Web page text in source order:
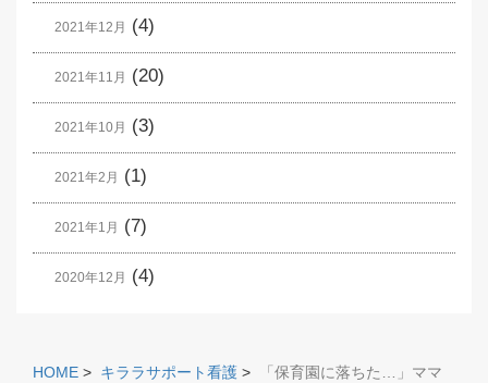
2021年12月 (4)
2021年11月 (20)
2021年10月 (3)
2021年2月 (1)
2021年1月 (7)
2020年12月 (4)
HOME > キララサポート看護 >
「保育園に落ちた…」ママ